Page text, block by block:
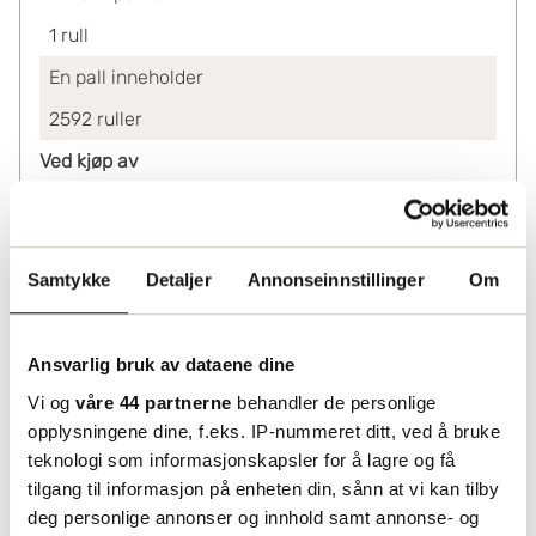
Samtykke Detaljer Annonseinnstillinger Om
Ansvarlig bruk av dataene dine
Vi og våre 44 partnerne behandler de personlige
opplysningene dine, f.eks. IP-nummeret ditt, ved å bruke
teknologi som informasjonskapsler for å lagre og få
tilgang til informasjon på enheten din, sånn at vi kan tilby
deg personlige annonser og innhold samt annonse- og
1 rull
En pall inneholder
2592 ruller
Ved kjøp av
36-66
83.72
72-2586
75.67
Lagerinformasjon
Status
Leveres fra sentrallager Helsingborg. Utvidet
leveringstid må påberegnes.